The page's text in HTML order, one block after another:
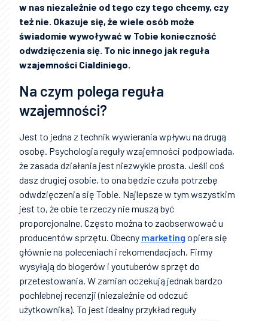
w nas niezależnie od tego czy tego chcemy, czy
też nie. Okazuje się, że wiele osób może
świadomie wywoływać w Tobie konieczność
odwdzięczenia się. To nic innego jak reguła
wzajemności Cialdiniego.
Na czym polega reguła
wzajemności?
Jest to jedna z technik wywierania wpływu na drugą
osobę. Psychologia reguły wzajemności podpowiada,
że zasada działania jest niezwykle prosta. Jeśli coś
dasz drugiej osobie, to ona będzie czuła potrzebę
odwdzięczenia się Tobie. Najlepsze w tym wszystkim
jest to, że obie te rzeczy nie muszą być
proporcjonalne. Często można to zaobserwować u
producentów sprzętu. Obecny marketing opiera się
głównie na poleceniach i rekomendacjach. Firmy
wysyłają do blogerów i youtuberów sprzęt do
przetestowania. W zamian oczekują jednak bardzo
pochlebnej recenzji (niezależnie od odczuć
użytkownika). To jest idealny przykład reguły